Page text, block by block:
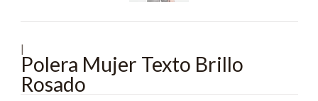
|
Polera Mujer Texto Brillo
Rosado